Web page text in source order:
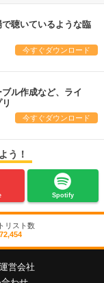
聴いているような臨
今すぐダウンロード
ル作成など、ライ
今すぐダウンロード
う！
Spotify
リスト数
運営会社